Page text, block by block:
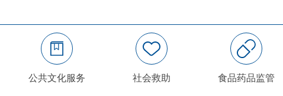
公共文化服务 社会救助 食品药品监管